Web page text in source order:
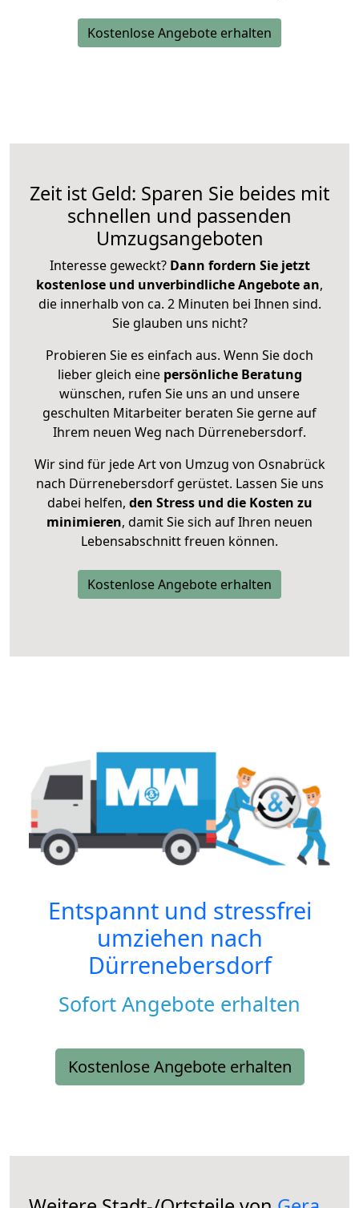
Kostenlose Angebote erhalten
Zeit ist Geld: Sparen Sie beides mit
schnellen und passenden
Umzugsangeboten
Interesse geweckt? Dann fordern Sie jetzt
kostenlose und unverbindliche Angebote an,
die innerhalb von ca. 2 Minuten bei Ihnen sind.
Sie glauben uns nicht?
Probieren Sie es einfach aus. Wenn Sie doch
lieber gleich eine persönliche Beratung
wünschen, rufen Sie uns an und unsere
geschulten Mitarbeiter beraten Sie gerne auf
Ihrem neuen Weg nach Dürrenebersdorf.
Wir sind für jede Art von Umzug von Osnabrück
nach Dürrenebersdorf gerüstet. Lassen Sie uns
dabei helfen, den Stress und die Kosten zu
minimieren, damit Sie sich auf Ihren neuen
Lebensabschnitt freuen können.
Kostenlose Angebote erhalten
Entspannt und stressfrei
umziehen nach
Dürrenebersdorf
Sofort Angebote erhalten
Kostenlose Angebote erhalten